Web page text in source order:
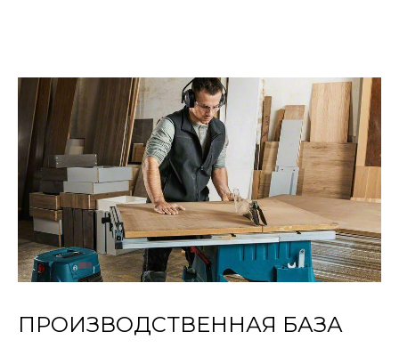
ПРОИЗВОДСТВЕННАЯ БАЗА